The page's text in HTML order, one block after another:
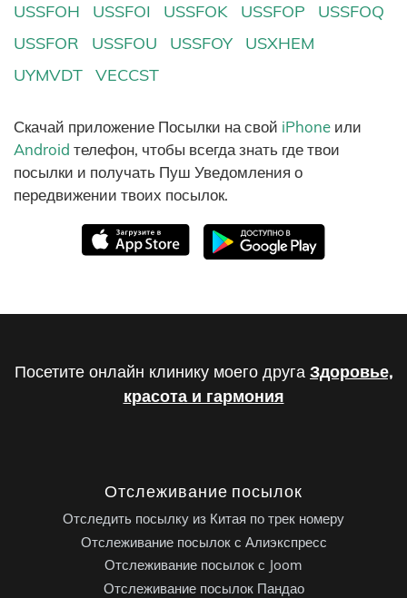
USSFOH
USSFOI USSFOK USSFOP
USSFOQ
USSFOR
USSFOU USSFOY
USXHEM
UYMVDT
VECCST
Скачай приложение Посылки на свой iPhone или
Android телефон, чтобы всегда знать где твои
посылки и получать Пуш Уведомления о
передвижении твоих посылок.
Посетите онлайн клинику моего друга Здоровье,
красота и гармония
Отслеживание посылок
Отследить посылку из Китая по трек номеру
Отслеживание посылок с Алиэкспресс
Отслеживание посылок с Joom
Отслеживание посылок Пандао